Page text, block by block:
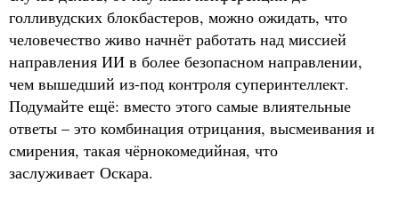
голливудских блокбастеров, можно ожидать, что
человечество живо начнёт работать над миссией
направления ИИ в более безопасном направлении,
чем вышедший из-под контроля суперинтеллект.
Подумайте ещё: вместо этого самые влиятельные
ответы – это комбинация отрицания, высмеивания и
смирения, такая чёрнокомедийная, что
заслуживает Оскара.